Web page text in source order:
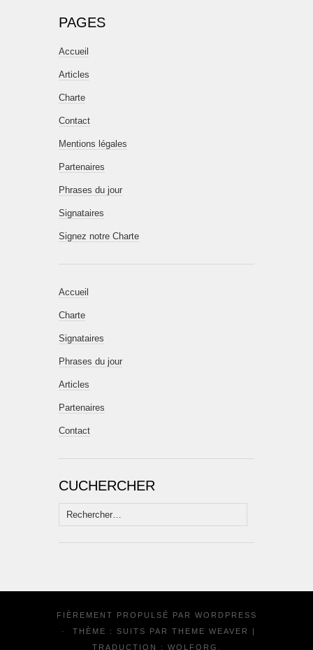
PAGES
Accueil
Articles
Charte
Contact
Mentions légales
Partenaires
Phrases du jour
Signataires
Signez notre Charte
Accueil
Charte
Signataires
Phrases du jour
Articles
Partenaires
Contact
CUCHERCHER
Rechercher :
FIÈREMENT PROPULSÉ PAR WORDPRESS
·
THÈME : SUITS PAR THEME WEAVER
|
TRADUCTION : WOLFORG